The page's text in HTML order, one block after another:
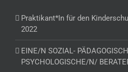
Praktikant*In für den
2022
EINE/N SOZIAL-
PSYCHOLOGISCHE/N/